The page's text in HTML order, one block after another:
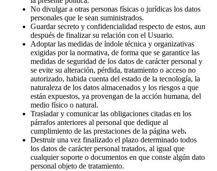
No divulgar a otras personas físicas o jurídicas los datos
personales que le sean suministrados.
Guardar secreto y confidencialidad respecto de estos, aun
después de finalizar su relación con el Usuario.
Adoptar las medidas de índole técnica y organizativas
exigidas por la normativa, de forma que se garantice las
medidas de seguridad de los datos de carácter personal y
se evite su alteración, pérdida, tratamiento o acceso no
autorizado, habida cuenta del estado de la tecnología, la
naturaleza de los datos almacenados y los riesgos a que
están expuestos, ya provengan de la acción humana, del
medio físico o natural.
Trasladar y comunicar las obligaciones citadas en los
párrafos anteriores al personal que dedique al
cumplimiento de las prestaciones de la página web.
Destruir una vez finalizado el plazo determinado todos
los datos de carácter personal tratados, al igual que
cualquier soporte o documentos en que conste algún dato
personal objeto de tratamiento.